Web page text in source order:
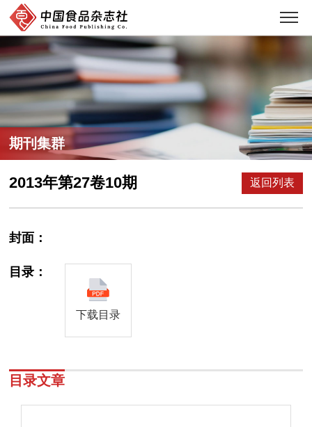
期刊集群
2013年第27卷10期 返回列表
封面：
目录：
下载目录
目录文章